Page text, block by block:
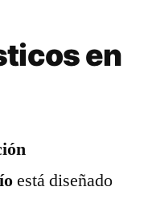
en
está diseñado